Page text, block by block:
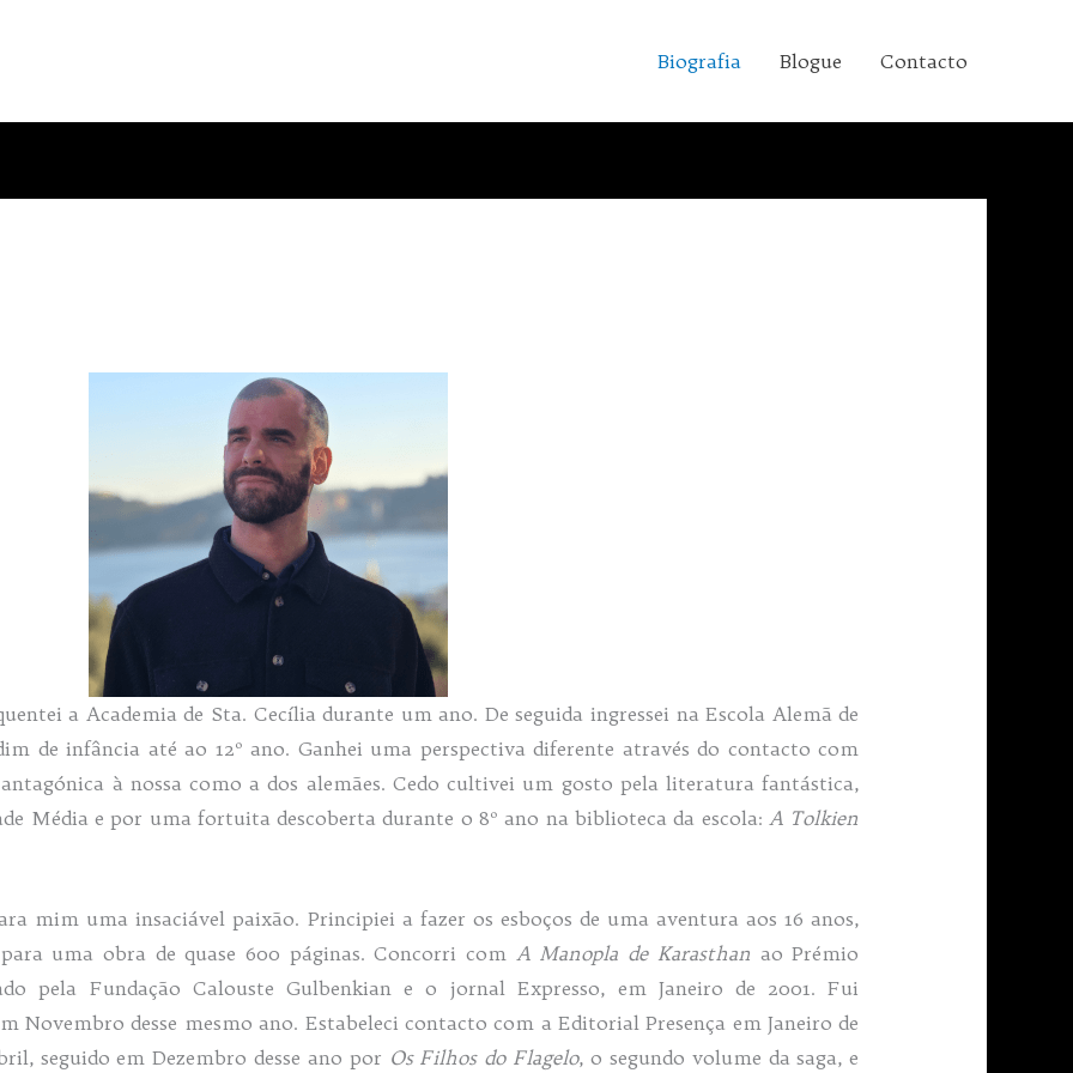
Biografia Blogue Contacto
a Academia de Sta. Cecília durante um ano. De seguida ingressei na Escola Alemã de
de infância até ao 12º ano. Ganhei uma perspectiva diferente através do contacto com
à nossa como a dos alemães. Cedo cultivei um gosto pela literatura fantástica,
Média e por uma fortuita descoberta durante o 8º ano na biblioteca da escola: A Tolkien
mim uma insaciável paixão. Principiei a fazer os esboços de uma aventura aos 16 anos,
uma obra de quase 600 páginas. Concorri com A Manopla de Karasthan ao Prémio
pela Fundação Calouste Gulbenkian e o jornal Expresso, em Janeiro de 2001. Fui
Novembro desse mesmo ano. Estabeleci contacto com a Editorial Presença em Janeiro de
seguido em Dezembro desse ano por Os Filhos do Flagelo, o segundo volume da saga, e